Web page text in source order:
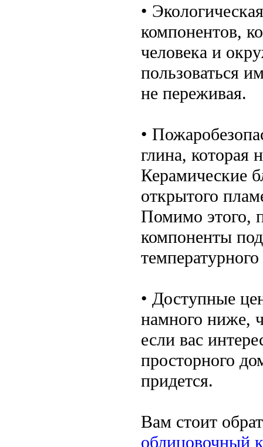
•
компонентов,
человека и
пользоваться
не переживая.
•
глина, которая
Керамические
открытого
Помимо этого,
компоненты
• Доступные
намного ниже,
если вас
просторного
придется.
Вам стоит
облицовочный